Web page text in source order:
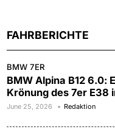
FAHRBERICHTE
BMW 7ER
BMW Alpina B12 6.0:
Krönung des 7er E38
June 25, 2026 Redaktion